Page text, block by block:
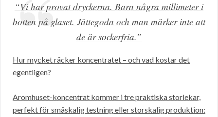
“Vi har provat dryckerna. Bara några millimeter i
botten på glaset. Jättegoda och man märker inte att
de är sockerfria.”
Hur mycket räcker koncentratet – och vad kostar det
egentligen?
Aromhuset-koncentrat kommer i tre praktiska storlekar,
perfekt för småskalig testning eller storskalig produktion: